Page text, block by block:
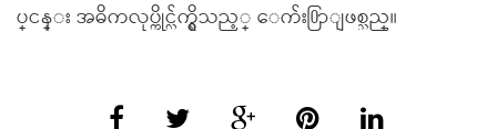
ပ္ငန္း အဓိကလုပ္ကိုင္လ်က္ရွိသည့္ ေက်း႐ြာျဖစ္သည္။